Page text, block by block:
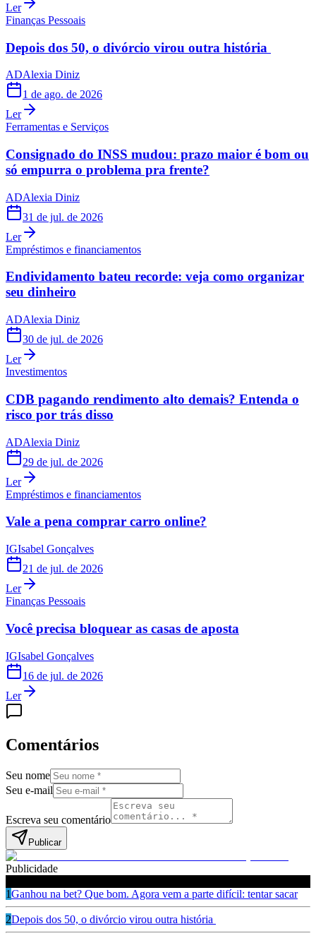
Ler
Finanças Pessoais
Depois dos 50, o divórcio virou outra história
ADAlexia Diniz
1 de ago. de 2026
Ler
Ferramentas e Serviços
Consignado do INSS mudou: prazo maior é bom ou
só empurra o problema pra frente?
ADAlexia Diniz
31 de jul. de 2026
Ler
Empréstimos e financiamentos
Endividamento bateu recorde: veja como organizar
seu dinheiro
ADAlexia Diniz
30 de jul. de 2026
Ler
Investimentos
CDB pagando rendimento alto demais? Entenda o
risco por trás disso
ADAlexia Diniz
29 de jul. de 2026
Ler
Empréstimos e financiamentos
Vale a pena comprar carro online?
IGIsabel Gonçalves
21 de jul. de 2026
Ler
Finanças Pessoais
Você precisa bloquear as casas de aposta
IGIsabel Gonçalves
16 de jul. de 2026
Ler
Comentários
Seu nome
Seu e-mail
Escreva seu comentário
Publicar
Publicidade
1Ganhou na bet? Que bom. Agora vem a parte difícil: tentar sacar
2Depois dos 50, o divórcio virou outra história